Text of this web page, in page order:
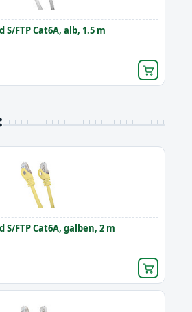
FTP Cat6A, alb, 1.5 m
FTP Cat6A, galben, 2 m